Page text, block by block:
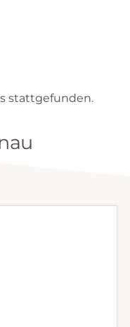
stattgefunden.